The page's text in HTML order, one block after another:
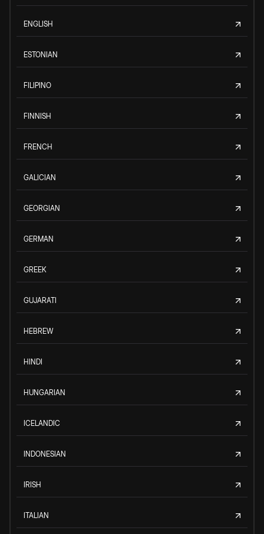
ENGLISH
ESTONIAN
FILIPINO
FINNISH
FRENCH
GALICIAN
GEORGIAN
GERMAN
GREEK
GUJARATI
HEBREW
HINDI
HUNGARIAN
ICELANDIC
INDONESIAN
IRISH
ITALIAN